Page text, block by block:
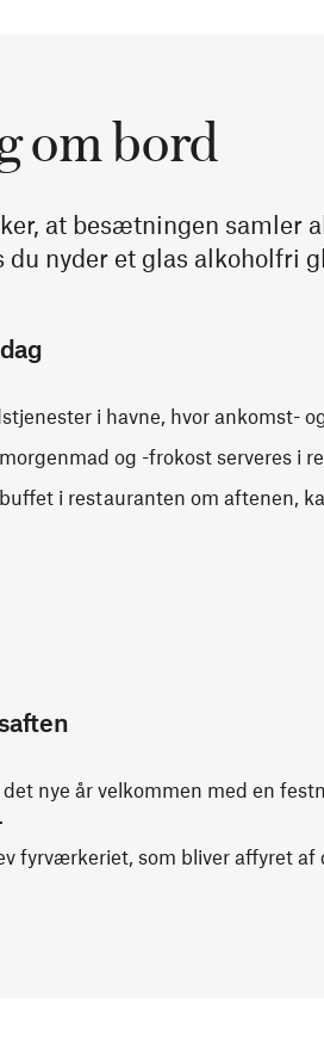
om bord
at besætningen samler
nyder et glas alkoholfri
i havne, hvor ankomst-
og -frokost serveres i
i restauranten om aftenen,
nye år velkommen med en
fyrværkeriet, som bliver affyret af